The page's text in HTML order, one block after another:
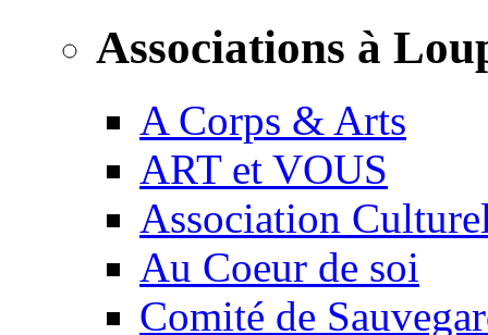
Associations à
A Corps & Arts
ART et VOUS
Association
Au Coeur de soi
Comité de